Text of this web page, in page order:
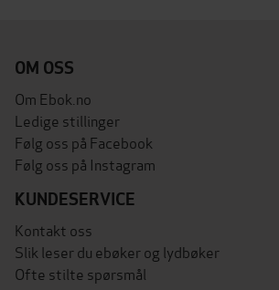
OM OSS
Om Ebok.no
Ledige stillinger
Følg oss på Facebook
Følg oss på Instagram
KUNDESERVICE
Kontakt oss
Slik leser du ebøker og lydbøker
Ofte stilte spørsmål